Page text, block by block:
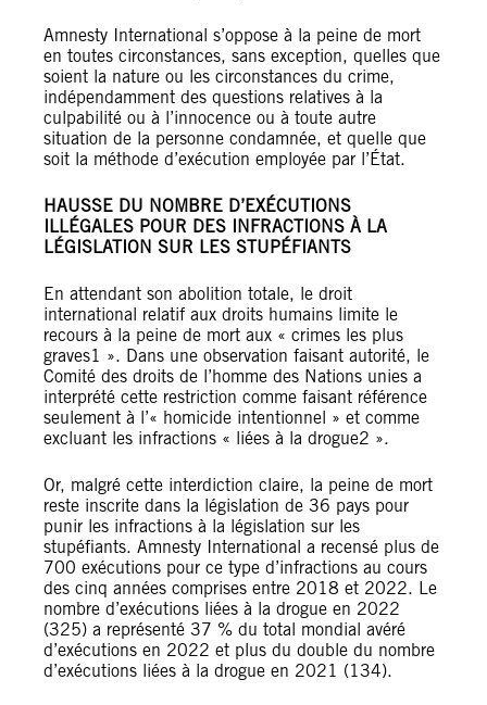
Amnesty International s’oppose à la peine de mort
en toutes circonstances, sans exception, quelles que
soient la nature ou les circonstances du crime,
indépendamment des questions relatives à la
culpabilité ou à l’innocence ou à toute autre
situation de la personne condamnée, et quelle que
soit la méthode d’exécution employée par l’État.
HAUSSE DU NOMBRE D’EXÉCUTIONS
ILLÉGALES POUR DES INFRACTIONS À LA
LÉGISLATION SUR LES STUPÉFIANTS
En attendant son abolition totale, le droit
international relatif aux droits humains limite le
recours à la peine de mort aux « crimes les plus
graves1 ». Dans une observation faisant autorité, le
Comité des droits de l’homme des Nations unies a
interprété cette restriction comme faisant référence
seulement à l’« homicide intentionnel » et comme
excluant les infractions « liées à la drogue2 ».
Or, malgré cette interdiction claire, la peine de mort
reste inscrite dans la législation de 36 pays pour
punir les infractions à la législation sur les
stupéfiants. Amnesty International a recensé plus de
700 exécutions pour ce type d’infractions au cours
des cinq années comprises entre 2018 et 2022. Le
nombre d’exécutions liées à la drogue en 2022
(325) a représenté 37 % du total mondial avéré
d’exécutions en 2022 et plus du double du nombre
d’exécutions liées à la drogue en 2021 (134).